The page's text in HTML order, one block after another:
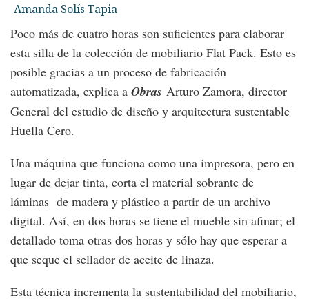
Amanda Solís Tapia
Poco más de cuatro horas son suficientes para elaborar
esta silla de la colección de mobiliario Flat Pack. Esto es
posible gracias a un proceso de fabricación
automatizada, explica a Obras Arturo Zamora, director
General del estudio de diseño y arquitectura sustentable
Huella Cero.
Una máquina que funciona como una impresora, pero en
lugar de dejar tinta, corta el material sobrante de
láminas de madera y plástico a partir de un archivo
digital. Así, en dos horas se tiene el mueble sin afinar; el
detallado toma otras dos horas y sólo hay que esperar a
que seque el sellador de aceite de linaza.
Esta técnica incrementa la sustentabilidad del mobiliario,